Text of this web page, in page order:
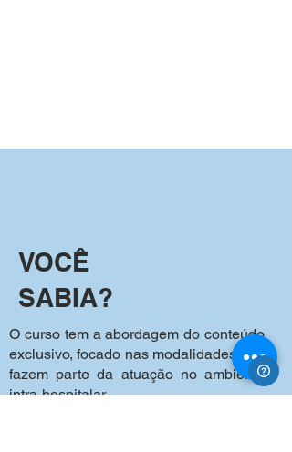
VOCÊ
SABIA?
O curso tem a abordagem do conteúdo
exclusivo, focado nas modalidades que
fazem parte da atuação no ambiente
intra-hospitalar